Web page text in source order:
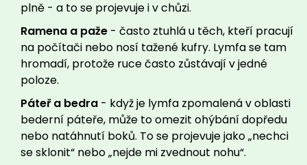
plně - a to se projevuje i v chůzi.
Ramena a paže - často ztuhlá u těch, kteří pracují
na počítači nebo nosí tažené kufry. Lymfa se tam
hromadí, protože ruce často zůstávají v jedné
poloze.
Páteř a bedra - když je lymfa zpomalená v oblasti
bederní páteře, může to omezit ohýbání dopředu
nebo natáhnutí boků. To se projevuje jako „nechci
se sklonit“ nebo „nejde mi zvednout nohu“.